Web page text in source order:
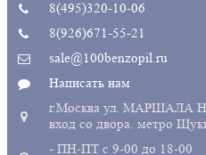
8(495)320-10-06
8(926)671-55-21
sale@100benzopil.ru
Написать нам
г.Москва ул. МАРШАЛА
вход со двора. метро
- ПН-ПТ с 9-00 до 18-00